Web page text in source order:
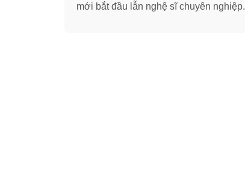
mới bắt đầu lẫn nghệ sĩ chuyên nghiệp.